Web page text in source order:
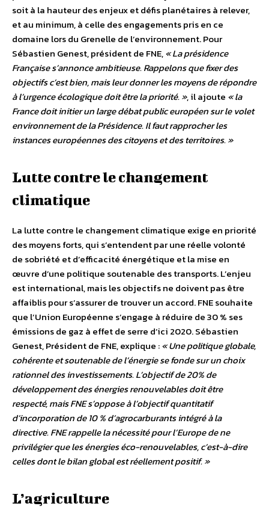
soit à la hauteur des enjeux et défis planétaires à relever,
et au minimum, à celle des engagements pris en ce
domaine lors du Grenelle de l’environnement. Pour
Sébastien Genest, président de FNE,« La présidence
Française s’annonce ambitieuse. Rappelons que fixer des
objectifs c’est bien, mais leur donner les moyens de répondre
à l’urgence écologique doit être la priorité. », il ajoute « la
France doit initier un large débat public européen sur le volet
environnement de la Présidence. Il faut rapprocher les
instances européennes des citoyens et des territoires. »
Lutte contre le changement
climatique
La lutte contre le changement climatique exige en priorité
des moyens forts, qui s’entendent par une réelle volonté
de sobriété et d’efficacité énergétique et la mise en
œuvre d’une politique soutenable des transports. L’enjeu
est international, mais les objectifs ne doivent pas être
affaiblis pour s’assurer de trouver un accord. FNE souhaite
que l’Union Européenne s’engage à réduire de 30 % ses
émissions de gaz à effet de serre d’ici 2020. Sébastien
Genest, Président de FNE, explique :« Une politique globale,
cohérente et soutenable de l’énergie se fonde sur un choix
rationnel des investissements. L’objectif de 20% de
développement des énergies renouvelables doit être
respecté, mais FNE s’oppose à l’objectif quantitatif
d’incorporation de 10 % d’agrocarburants intégré à la
directive. FNE rappelle la nécessité pour l’Europe de ne
privilégier que les énergies éco-renouvelables, c’est-à-dire
celles dont le bilan global est réellement positif. »
L’agriculture